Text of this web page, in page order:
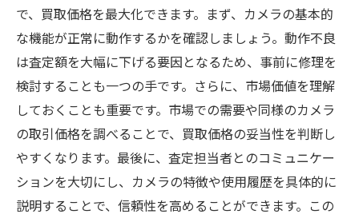
で、買取価格を最大化できます。まず、カメラの基本的
な機能が正常に動作するかを確認しましょう。動作不良
は査定額を大幅に下げる要因となるため、事前に修理を
検討することも一つの手です。さらに、市場価値を理解
しておくことも重要です。市場での需要や同様のカメラ
の取引価格を調べることで、買取価格の妥当性を判断し
やすくなります。最後に、査定担当者とのコミュニケー
ションを大切にし、カメラの特徴や使用履歴を具体的に
説明することで、信頼性を高めることができます。この